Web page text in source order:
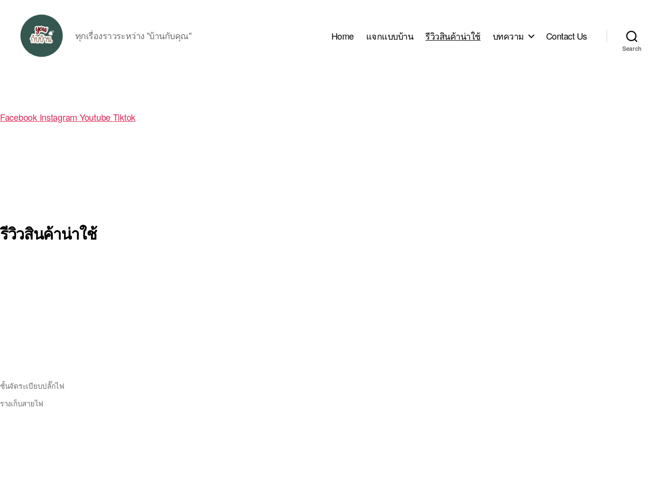
ทุกเรื่องราวระหว่าง "บ้านกับคุณ" Home แจกแบบบ้าน รีวิวสินค้าน่าใช้ บทความ Contact Us
Search
Facebook Instagram YoutubeTiktok
รีวิวสินค้าน่าใช้
ชั้นจัดระเบียบปลั๊กไฟ
รางเก็บสายไฟ